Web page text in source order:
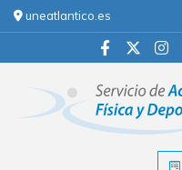
uneatlantico.es